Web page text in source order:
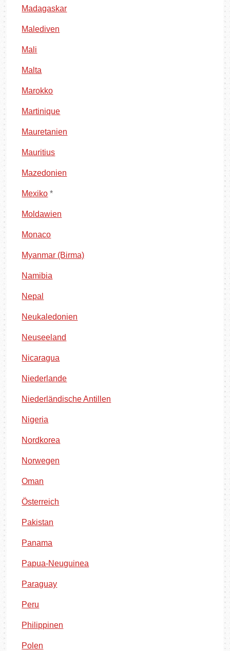
Madagaskar
Malediven
Mali
Malta
Marokko
Martinique
Mauretanien
Mauritius
Mazedonien
Mexiko *
Moldawien
Monaco
Myanmar (Birma)
Namibia
Nepal
Neukaledonien
Neuseeland
Nicaragua
Niederlande
Niederländische Antillen
Nigeria
Nordkorea
Norwegen
Oman
Österreich
Pakistan
Panama
Papua-Neuguinea
Paraguay
Peru
Philippinen
Polen